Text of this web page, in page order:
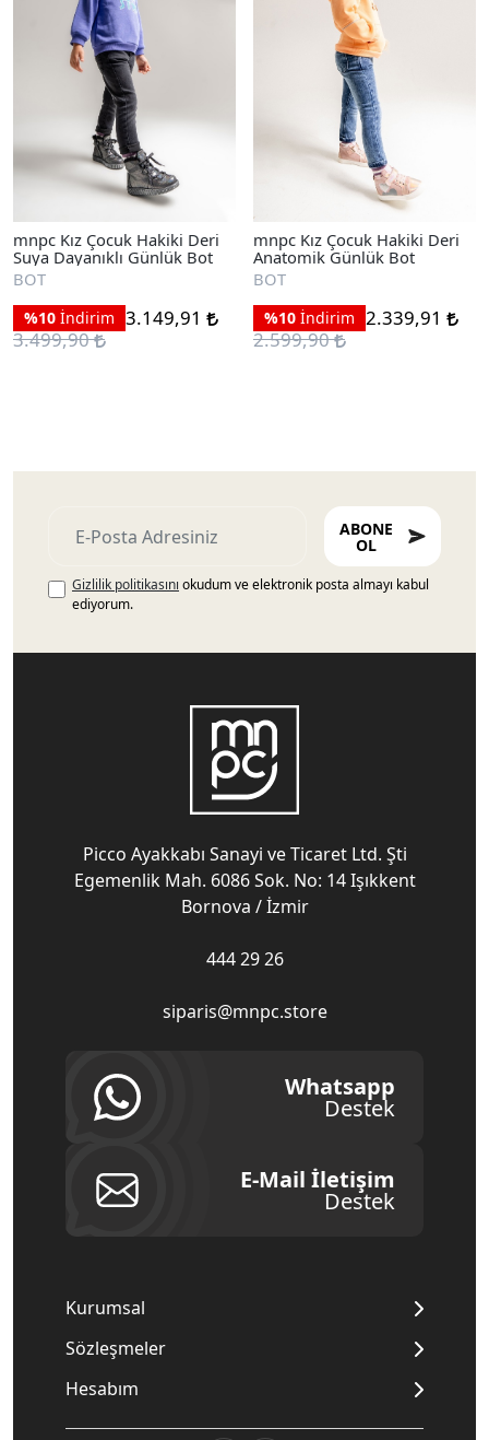
mnpc Kız Çocuk Hakiki Deri
Suya Dayanıklı Günlük Bot
BOT
%10 İndirim 3.149,91
3.499,90
mnpc Kız Çocuk Hakiki Deri
Anatomik Günlük Bot
BOT
%10 İndirim 2.339,91
2.599,90
ABONE
OL
Gizlilik politikasını okudum ve elektronik posta almayı kabul
ediyorum.
Picco Ayakkabı Sanayi ve Ticaret Ltd. Şti
Egemenlik Mah. 6086 Sok. No: 14 Işıkkent
Bornova / İzmir
444 29 26
siparis@mnpc.store
Whatsapp
Destek
E-Mail İletişim
Destek
Kurumsal
Sözleşmeler
Hesabım